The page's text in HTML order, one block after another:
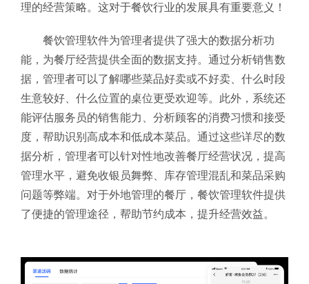
理的经营策略。这对于餐饮行业的发展具有重要意义！
餐饮管理软件为管理者提供了强大的数据分析功
能，为餐厅经营提供全面的数据支持。通过分析销售数
据，管理者可以了解哪些菜品好卖或不好卖、什么时段
生意较好、什么位置的桌位更受欢迎等。此外，系统还
能评估服务员的销售能力、分析顾客的消费习惯和接受
度，帮助识别高成本和低成本菜品。通过这些详尽的数
据分析，管理者可以针对性地改善餐厅经营状况，提高
管理水平，避免收银员舞弊、库存管理混乱和菜品采购
问题等弊端。对于外地管理的餐厅，餐饮管理软件提供
了便捷的管理途径，帮助节约成本，提升经营效益。